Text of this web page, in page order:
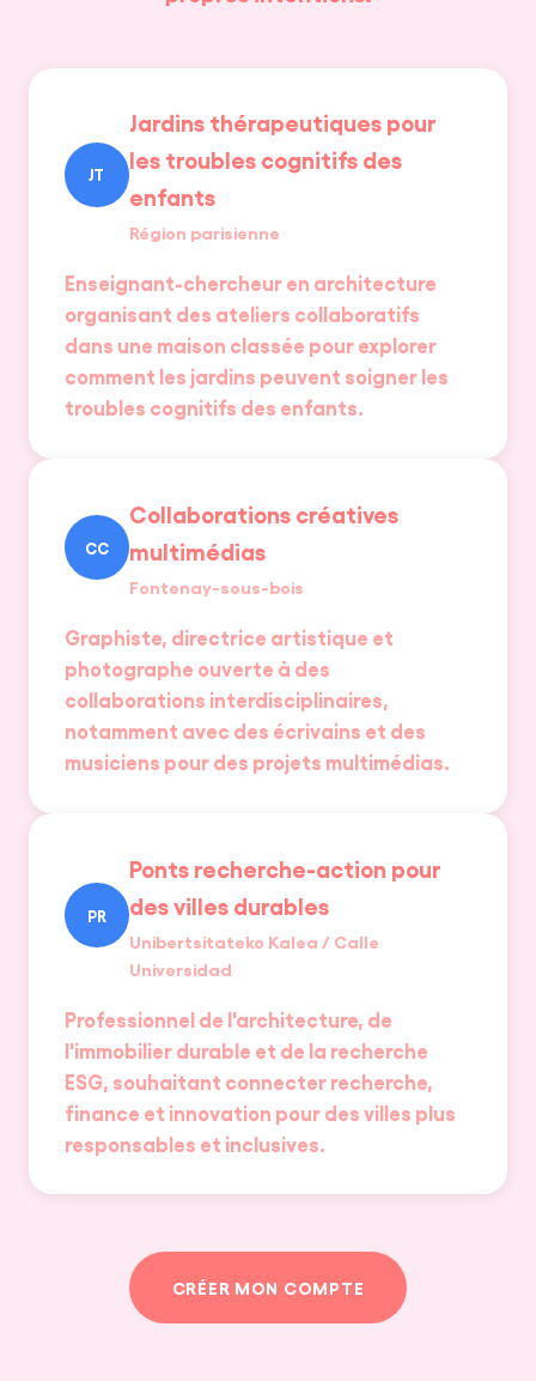
CRÉER UN PROJET
JT
Jardins thérapeutiques pour
les troubles cognitifs des
enfants
Région parisienne
Enseignant-chercheur en architecture
organisant des ateliers collaboratifs
dans une maison classée pour explorer
comment les jardins peuvent soigner les
troubles cognitifs des enfants.
CC
Collaborations créatives
multimédias
Fontenay-sous-bois
Graphiste, directrice artistique et
photographe ouverte à des
collaborations interdisciplinaires,
notamment avec des écrivains et des
musiciens pour des projets multimédias.
PR
Ponts recherche-action pour
des villes durables
Unibertsitateko Kalea / Calle
Universidad
Professionnel de l'architecture, de
l'immobilier durable et de la recherche
ESG, souhaitant connecter recherche,
finance et innovation pour des villes plus
responsables et inclusives.
CRÉER MON COMPTE